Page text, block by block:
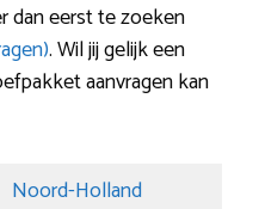
dan eerst te zoeken
. Wil jij gelijk een
aanvragen kan
Noord-Holland